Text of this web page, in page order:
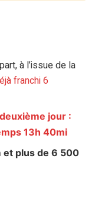
à l’issue de la
franchi 6
jour :
13h 40mi
et plus de 6 500